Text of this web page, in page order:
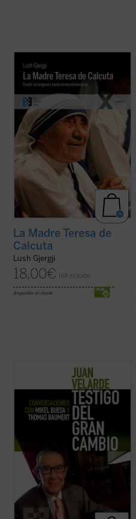
Lush Gjergji cuando la santa todavía estaba
en vida, es una de las biografías de
referencia sobre la Madre Teresa de
Calcuta. Partiendo de múltiples testimonios
directos y de varias conversaciones ... (ver
ficha)
La Madre Teresa de
Calcuta
Lush Gjergji
18,00€ IVA incluido
disponible en ebook:
Este libro recoge los recuerdos y
memorias del profesor Juan Velarde a
través de una serie de conversaciones con
los profesores Mikel Buesa y Thomas
Baumert, en las que, de forma rigurosa
pero distendida, se repasan los principales
episodios de ... (ver ficha)